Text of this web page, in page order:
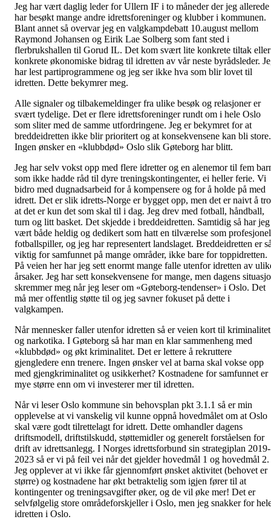
Jeg har vært daglig leder for Ullern IF i to måneder der jeg allerede
har besøkt mange andre idrettsforeninger og klubber i kommunen.
Blant annet så overvar jeg en valgkampdebatt 10.august mellom
Raymond Johansen og Eirik Lae Solberg som fant sted i
flerbrukshallen til Gorud IL. Det kom svært lite konkrete tiltak eller
konkrete økonomiske bidrag til idretten av vår neste byrådsleder.
har lest partiprogrammene og jeg ser ikke hva som blir lovet til
idretten. Dette bekymrer meg.
Alle signaler og tilbakemeldinger fra ulike besøk og relasjoner er
svært tydelige. Det er flere idrettsforeninger rundt om i hele Oslo
som sliter med de samme utfordringene. Jeg er bekymret for at
breddeidretten ikke blir prioritert og at konsekvensene kan bli store.
Ingen ønsker en «klubbdød» Oslo slik Gøteborg har blitt.
Jeg har selv vokst opp med flere idretter og en alenemor til fem
som ikke hadde råd til dyre treningskontingenter, ei heller ferie. Vi
bidro med dugnadsarbeid for å kompensere og for å holde på med
idrett. Det er slik idretts-Norge er bygget opp, men det er naivt å tro
at det er kun det som skal til i dag. Jeg drev med fotball, håndball,
turn og litt basket. Det skjedde i breddeidretten. Samtidig så har jeg
vært både heldig og dedikert som hatt en tilværelse som
fotballspiller, og jeg har representert landslaget. Breddeidretten er
viktig for samfunnet på mange områder, ikke bare for toppidretten.
På veien her har jeg sett enormt mange falle utenfor idretten av
årsaker. Jeg har sett konsekvensene for mange, men dagens
skremmer meg når jeg leser om «Gøteborg-tendenser» i Oslo. Det
må mer offentlig støtte til og jeg savner fokuset på dette i
valgkampen.
Når mennesker faller utenfor idretten så er veien kort til kriminalitet
og narkotika. I Gøteborg så har man en klar sammenheng med
«klubbdød» og økt kriminalitet. Det er lettere å rekruttere
gjengledere enn trenere. Ingen ønsker vel at barna skal vokse opp
med gjengkriminalitet og usikkerhet? Kostnadene for samfunnet er
mye større enn om vi investerer mer til idretten.
Når vi leser Oslo kommune sin behovsplan pkt 3.1.1 så er min
opplevelse at vi vanskelig vil kunne oppnå hovedmålet om at Oslo
skal være godt tilrettelagt for idrett. Dette omhandler dagens
driftsmodell, driftstilskudd, støttemidler og generelt forståelsen for
drift av idrettsanlegg. I Norges idrettsforbund sin strategiplan 2019-
2023 så er vi på feil vei når det gjelder hovedmål 1 og hovedmål 2.
Jeg opplever at vi ikke får gjennomført ønsket aktivitet (behovet er
større) og kostnadene har økt betraktelig som igjen fører til at
kontingenter og treningsavgifter øker, og de vil øke mer! Det er
selvfølgelig store områdeforskjeller i Oslo, men jeg snakker for
idretten i Oslo.